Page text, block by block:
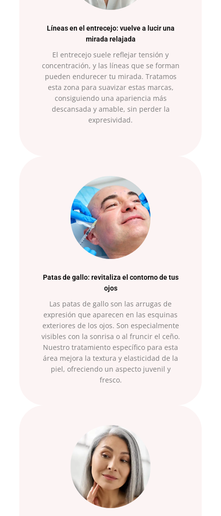
Líneas en el entrecejo: vuelve a lucir una
mirada relajada
El entrecejo suele reflejar tensión y
concentración, y las líneas que se forman
pueden endurecer tu mirada. Tratamos
esta zona para suavizar estas marcas,
consiguiendo una apariencia más
descansada y amable, sin perder la
expresividad.
Patas de gallo: revitaliza el contorno de tus
ojos
Las patas de gallo son las arrugas de
expresión que aparecen en las esquinas
exteriores de los ojos. Son especialmente
visibles con la sonrisa o al fruncir el ceño.
Nuestro tratamiento específico para esta
área mejora la textura y elasticidad de la
piel, ofreciendo un aspecto juvenil y
fresco.